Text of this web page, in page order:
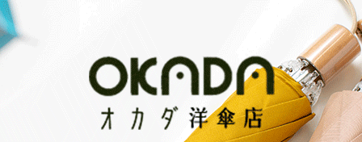
オカダ洋傘店
神戸三宮の老舗 オシャレな傘をお求
めならオカダ洋傘店